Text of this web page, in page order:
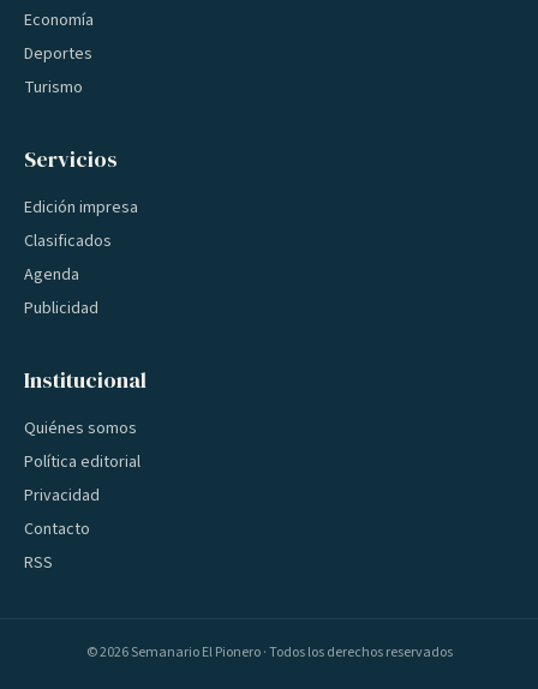
Economía
Deportes
Turismo
Servicios
Edición impresa
Clasificados
Agenda
Publicidad
Institucional
Quiénes somos
Política editorial
Privacidad
Contacto
RSS
©2026Semanario El Pionero · Todos los derechos reservados